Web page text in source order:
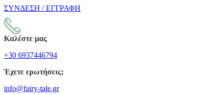
ΣΥΝΔΕΣΗ / ΕΓΓΡΑΦΗ
Καλέστε μας
+30 6937446794
Έχετε ερωτήσεις;
info@fairy-tale.gr